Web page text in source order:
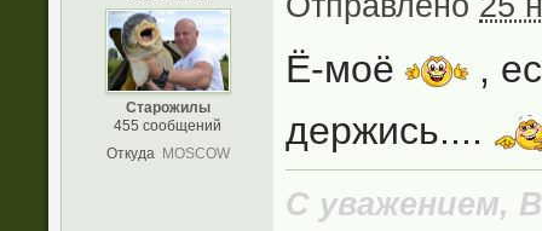
Старожилы
455 сообщений
Откуда
MOSCOW
Ё-моё
,
держись....
С уважением,